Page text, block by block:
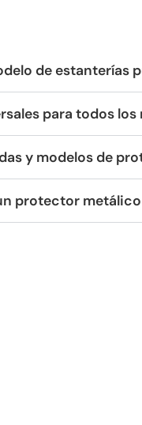
de estanterías
para todos los
y modelos de
protector